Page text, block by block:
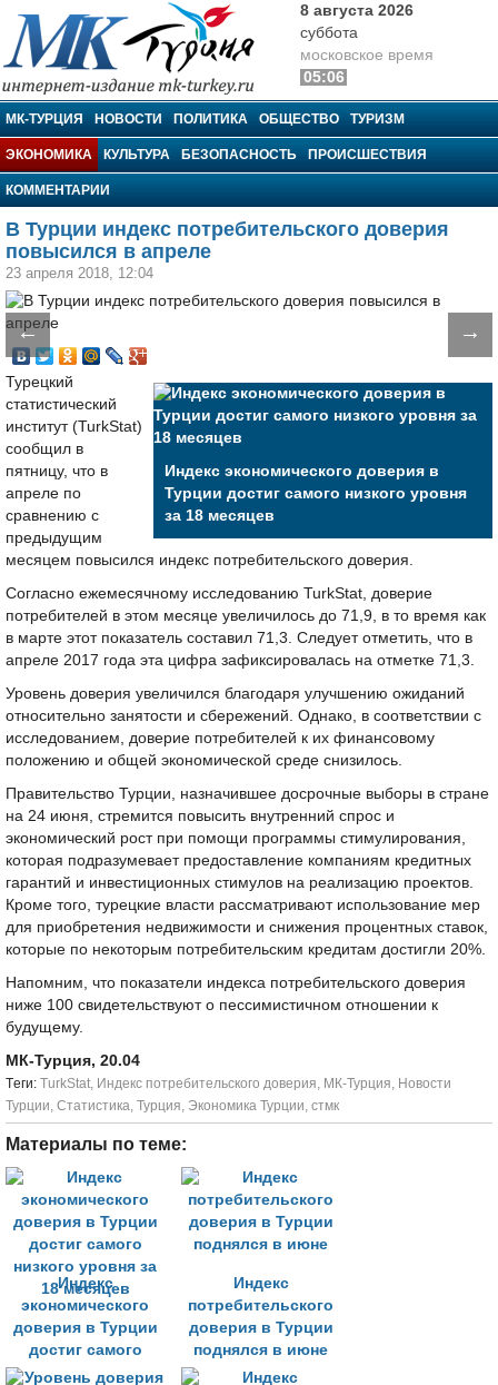
МК-Турция
8 августа 2026
суббота
московское время
05:06
МК-ТУРЦИЯ НОВОСТИ ПОЛИТИКА ОБЩЕСТВО ТУРИЗМ
ЭКОНОМИКА КУЛЬТУРА БЕЗОПАСНОСТЬ ПРОИСШЕСТВИЯ
КОММЕНТАРИИ
В Турции индекс потребительского доверия
повысился в апреле
23 апреля 2018, 12:04
← →
Индекс экономического доверия в
Турции достиг самого низкого уровня
за 18 месяцев
Турецкий
статистический
институт (TurkStat)
сообщил в
пятницу, что в
апреле по
сравнению с
предыдущим
месяцем повысился индекс потребительского доверия.
Согласно ежемесячному исследованию TurkStat, доверие
потребителей в этом месяце увеличилось до 71,9, в то время как
в марте этот показатель составил 71,3. Следует отметить, что в
апреле 2017 года эта цифра зафиксировалась на отметке 71,3.
Уровень доверия увеличился благодаря улучшению ожиданий
относительно занятости и сбережений. Однако, в соответствии с
исследованием, доверие потребителей к их финансовому
положению и общей экономической среде снизилось.
Правительство Турции, назначившее досрочные выборы в стране
на 24 июня, стремится повысить внутренний спрос и
экономический рост при помощи программы стимулирования,
которая подразумевает предоставление компаниям кредитных
гарантий и инвестиционных стимулов на реализацию проектов.
Кроме того, турецкие власти рассматривают использование мер
для приобретения недвижимости и снижения процентных ставок,
которые по некоторым потребительским кредитам достигли 20%.
Напомним, что показатели индекса потребительского доверия
ниже 100 свидетельствуют о пессимистичном отношении к
будущему.
МК-Турция, 20.04
Tеги: TurkStat, Индекс потребительского доверия, МК-Турция, Новости
Турции, Статистика, Турция, Экономика Турции, стмк
Материалы по теме:
Индекс
экономического
доверия в Турции
достиг самого
низкого уровня за
Индекс
потребительского
доверия в Турции
поднялся в июне